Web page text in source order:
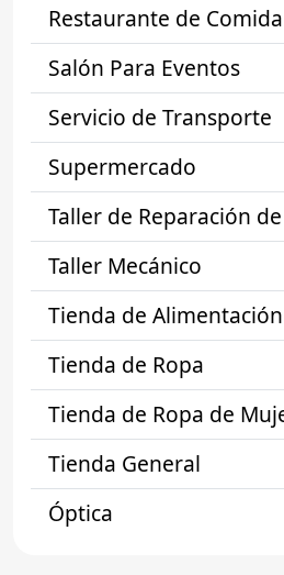
Restaurante de
Salón Para Eventos
Servicio de Transporte
Supermercado
Taller de Reparación
Taller Mecánico
Tienda de Alimentación
Tienda de Ropa
Tienda de Ropa de
Tienda General
Óptica